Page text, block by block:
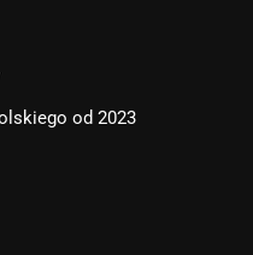
od 2023